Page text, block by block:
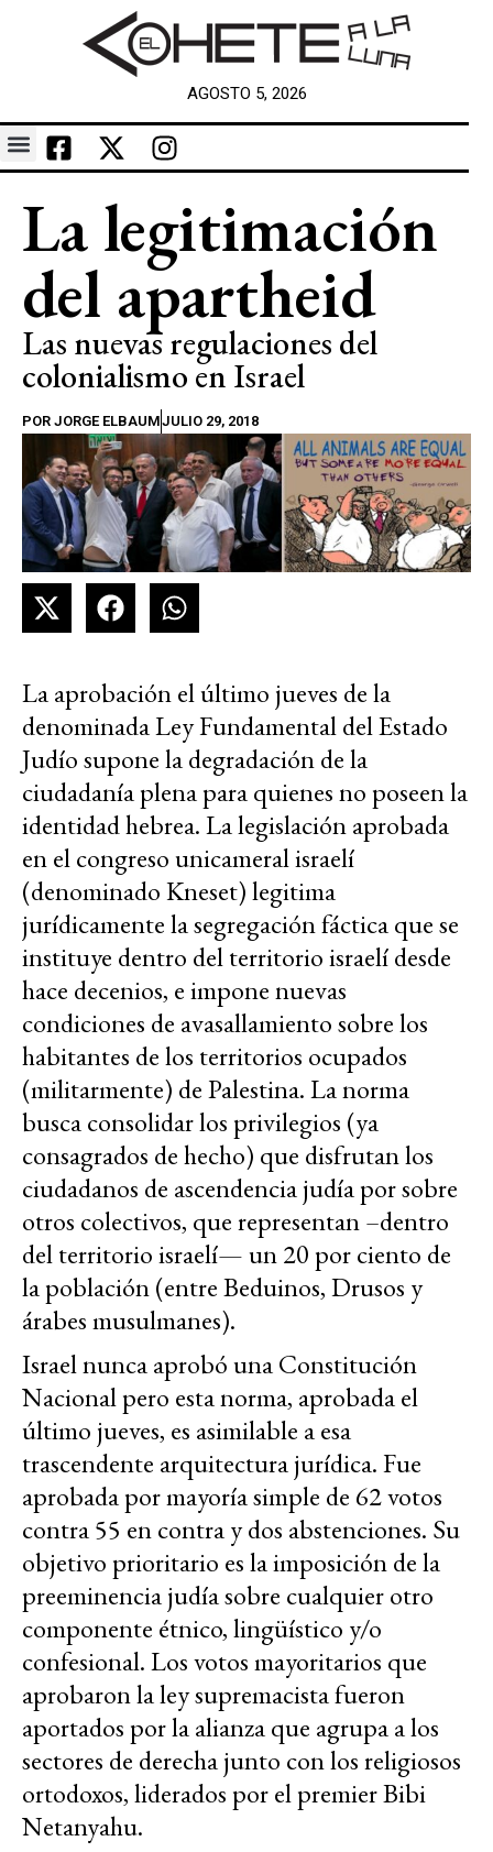
AGOSTO 5, 2026
La legitimación
del apartheid
Las nuevas regulaciones del
colonialismo en Israel
POR JORGE ELBAUMJULIO 29, 2018
La aprobación el último jueves de la
denominada Ley Fundamental del Estado
Judío supone la degradación de la
ciudadanía plena para quienes no poseen la
identidad hebrea. La legislación aprobada
en el congreso unicameral israelí
(denominado Kneset) legitima
jurídicamente la segregación fáctica que se
instituye dentro del territorio israelí desde
hace decenios, e impone nuevas
condiciones de avasallamiento sobre los
habitantes de los territorios ocupados
(militarmente) de Palestina. La norma
busca consolidar los privilegios (ya
consagrados de hecho) que disfrutan los
ciudadanos de ascendencia judía por sobre
otros colectivos, que representan –dentro
del territorio israelí— un 20 por ciento de
la población (entre Beduinos, Drusos y
árabes musulmanes).
Israel nunca aprobó una Constitución
Nacional pero esta norma, aprobada el
último jueves, es asimilable a esa
trascendente arquitectura jurídica. Fue
aprobada por mayoría simple de 62 votos
contra 55 en contra y dos abstenciones. Su
objetivo prioritario es la imposición de la
preeminencia judía sobre cualquier otro
componente étnico, lingüístico y/o
confesional. Los votos mayoritarios que
aprobaron la ley supremacista fueron
aportados por la alianza que agrupa a los
sectores de derecha junto con los religiosos
ortodoxos, liderados por el premier Bibi
Netanyahu.